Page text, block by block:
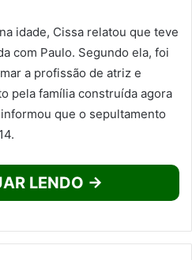
idade, Cissa relatou que teve
com Paulo. Segundo ela, foi
a profissão de atriz e
pela família construída agora
que o sepultamento
LENDO →